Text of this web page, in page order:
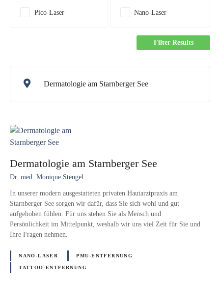
Pico-Laser Nano-Laser
Filter Results
Dermatologie am Starnberger See
Dermatologie am Starnberger See
Dr. med. Monique Stengel
In unserer modern ausgestatteten privaten Hautarztpraxis am
Starnberger See sorgen wir dafür, dass Sie sich wohl und gut
aufgehoben fühlen. Für uns stehen Sie als Mensch und
Persönlichkeit im Mittelpunkt, weshalb wir uns viel Zeit für Sie und
Ihre Fragen nehmen.
NANO-LASER PMU-ENTFERNUNG
TATTOO-ENTFERNUNG